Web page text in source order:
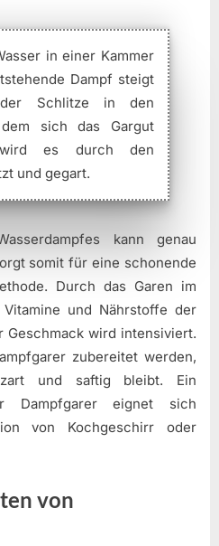
in einer Kammer
Dampf steigt
Schlitze in den
sich das Gargut
es durch den
und gegart.
kann genau
somit für eine schonende
Durch das Garen im
und Nährstoffe der
Geschmack wird intensiviert.
zubereitet werden,
und saftig bleibt. Ein
Dampfgarer eignet sich
von Kochgeschirr oder
von